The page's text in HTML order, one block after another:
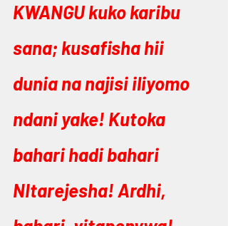
KWANGU kuko karibu
sana; kusafisha hii
dunia na najisi iliyomo
ndani yake! Kutoka
bahari hadi bahari
NItarejesha! Ardhi,